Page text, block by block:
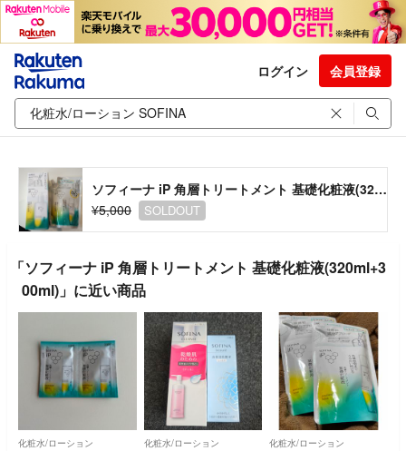
ログイン 会員登録
ソフィーナ iP 角層トリートメント 基礎化粧液(320ml+300ml)
¥5,000
SOLDOUT
「ソフィーナ iP 角層トリートメント 基礎化粧液(320ml+3
00ml)」に近い商品
化粧水/ローション 化粧水/ローション 化粧水/ローション